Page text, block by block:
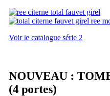
Voir le catalogue série 2
NOUVEAU :
(4 portes)